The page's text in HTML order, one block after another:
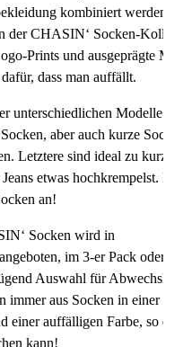
kombiniert werden
der CHASIN‘ Socken-
Prints und ausgeprägte
dass man auffällt.
unterschiedlichen Modelle für
aber auch kurze Socken
Letztere sind ideal zu kurzen
etwas hochkrempelst.
an!
Socken wird in
im 3-er Pack oder im
Auswahl für Abwechslung.
immer aus Socken in einer
auffälligen Farbe, so dass
kann!